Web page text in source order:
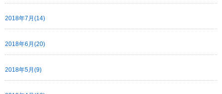
2018年7月(14)
2018年6月(20)
2018年5月(9)